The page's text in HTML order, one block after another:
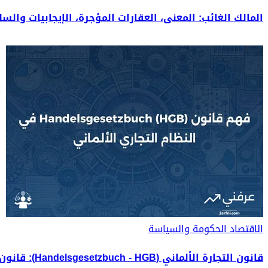
المالك الغائب: المعنى، العقارات المؤجرة، الإيجابيات
الاقتصادالحكومة والسياسة
قانون التجارة الألماني (Handelsgesetzbuch - HGB): قانون التجارة في ألمانيا